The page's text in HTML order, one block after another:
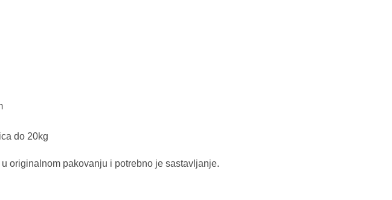
do 20kg
originalnom pakovanju i potrebno je sastavljanje.